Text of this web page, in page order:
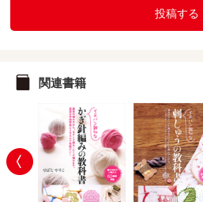
投稿する
関連書籍